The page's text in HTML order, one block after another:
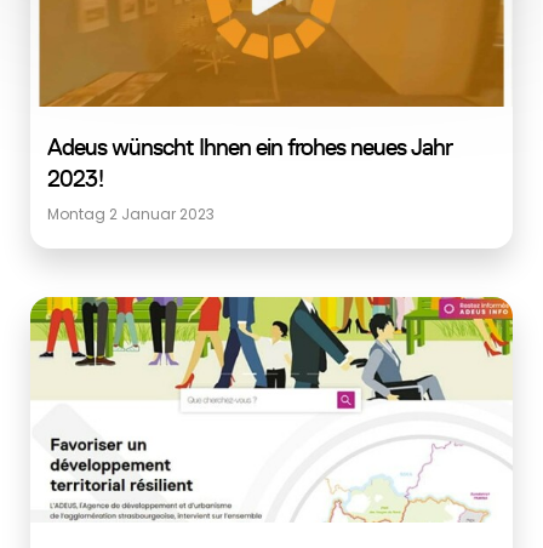
Adeus wünscht Ihnen ein frohes neues Jahr
2023!
Montag 2 Januar 2023